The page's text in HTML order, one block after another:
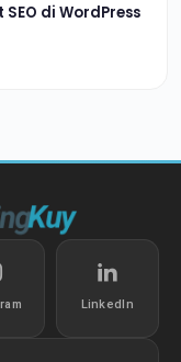
di WordPress
LinkedIn